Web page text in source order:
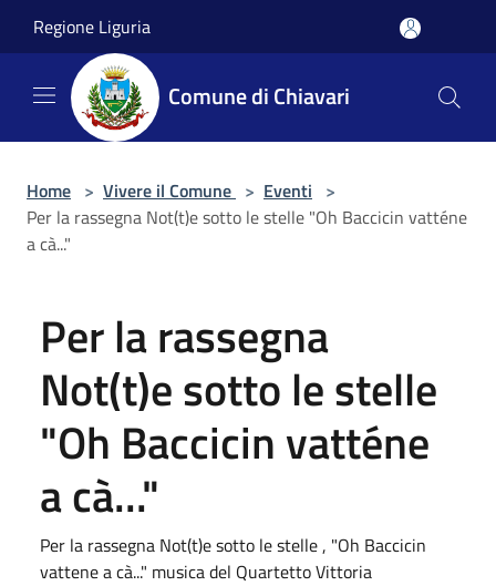
Regione Liguria
Comune di Chiavari
Home > Vivere il Comune > Eventi >
Per la rassegna Not(t)e sotto le stelle "Oh Baccicin vatténe
a cà..."
Per la rassegna
Not(t)e sotto le stelle
"Oh Baccicin vatténe
a cà..."
Per la rassegna Not(t)e sotto le stelle , "Oh Baccicin
vattene a cà..." musica del Quartetto Vittoria